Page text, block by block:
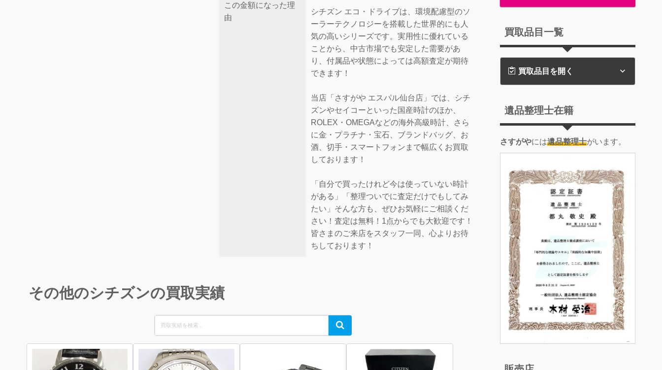
この金額になった理
由
シチズン エコ・ドライブは、環境配慮型のソ
ーラーテクノロジーを搭載した世界的にも人
気の高いシリーズです。実用性に優れている
ことから、中古市場でも安定した需要があ
り、付属品や状態によっては高額査定が期待
できます！
当店「さすがや エスパル仙台店」では、シチ
ズンやセイコーといった国産時計のほか、
ROLEX・OMEGAなどの海外高級時計、さら
に金・プラチナ・宝石、ブランドバッグ、お
酒、切手・スマートフォンまで幅広くお買取
しております！
「自分で買ったけれど今は使っていない時計
がある」「整理ついでに査定だけでもしてみ
たい」そんな方も、ぜひお気軽にご相談くだ
さい！査定は無料！1点からでも大歓迎です！
皆さまのご来店をスタッフ一同、心よりお待
ちしております！
その他のシチズンの買取実績
Search
for:
Search
買取品目一覧
買取品目を開く
遺品整理士在籍
さすがやには遺品整理士がいます。